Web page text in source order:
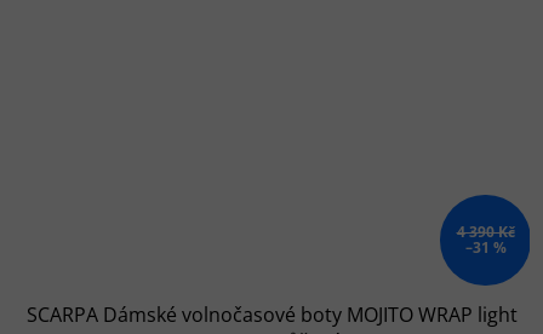
4 390 Kč
–31 %
SCARPA Dámské volnočasové boty MOJITO WRAP light